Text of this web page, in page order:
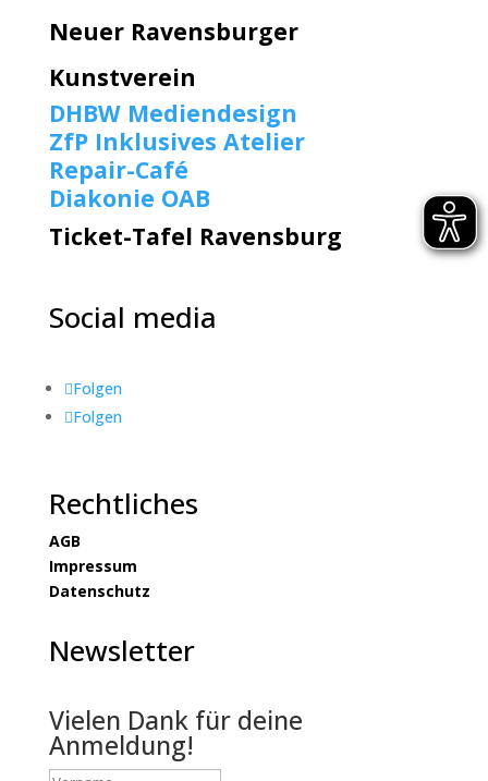
Neuer Ravensburger
Kunstverein
DHBW Mediendesign
ZfP Inklusives Atelier
Repair-Café
Diakonie OAB
Ticket-Tafel Ravensburg
Social media
Folgen
Folgen
Rechtliches
AGB
Impressum
Datenschutz
Newsletter
Vielen Dank für deine
Anmeldung!